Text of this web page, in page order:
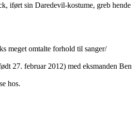
iført sin Daredevil-kostume, greb hende
meget omtalte forhold til sanger/
27. februar 2012) med eksmanden Ben
hos.